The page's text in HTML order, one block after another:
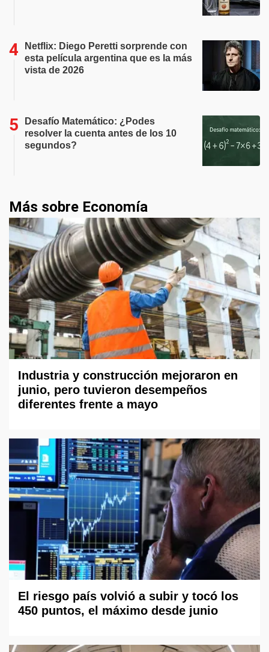
Netflix: Diego Peretti sorprende con
esta película argentina que es la más
vista de 2026
Desafío Matemático: ¿Podes
resolver la cuenta antes de los 10
segundos?
Más sobre Economía
Industria y construcción mejoraron en
junio, pero tuvieron desempeños
diferentes frente a mayo
El riesgo país volvió a subir y tocó los
450 puntos, el máximo desde junio